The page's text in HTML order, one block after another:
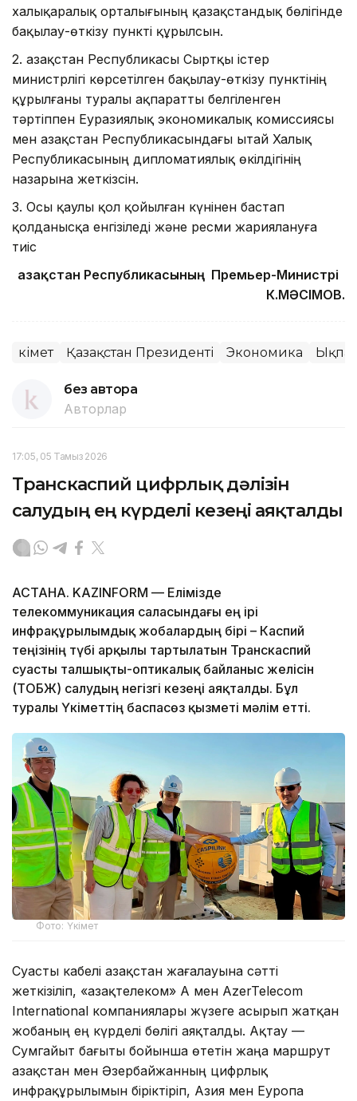
халықаралық орталығының қазақстандық бөлігінде
бақылау-өткізу пункті құрылсын.
2. Қазақстан Республикасы Сыртқы істер
министрлігі көрсетілген бақылау-өткізу пунктінің
құрылғаны туралы ақпаратты белгіленген
тәртіппен Еуразиялық экономикалық комиссиясы
мен Қазақстан Республикасындағы Қытай Халық
Республикасының дипломатиялық өкілдігінің
назарына жеткізсін.
3. Осы қаулы қол қойылған күнінен бастап
қолданысқа енгізіледі және ресми жариялануға
тиіс
Қазақстан Республикасының Премьер-Министрі
К.МӘСІМОВ.
Үкімет Қазақстан Президенті Экономика
без автора
Авторлар
17:05, 05 Тамыз 2026
Транскаспий цифрлық дәлізін
салудың ең күрделі кезеңі аяқталды
АСТАНА. KAZINFORM — Елімізде
телекоммуникация саласындағы ең ірі
инфрақұрылымдық жобалардың бірі – Каспий
теңізінің түбі арқылы тартылатын Транскаспий
суасты талшықты-оптикалық байланыс желісін
(ТОБЖ) салудың негізгі кезеңі аяқталды. Бұл
туралы Үкіметтің баспасөз қызметі мәлім етті.
Фото: Үкімет
Суасты кабелі Қазақстан жағалауына сәтті
жеткізіліп, «Қазақтелеком» АҚ мен AzerTelecom
International компаниялары жүзеге асырып жатқан
жобаның ең күрделі бөлігі аяқталды. Ақтау —
Сумгайыт бағыты бойынша өтетін жаңа маршрут
Қазақстан мен Әзербайжанның цифрлық
инфрақұрылымын біріктіріп, Азия мен Еуропа